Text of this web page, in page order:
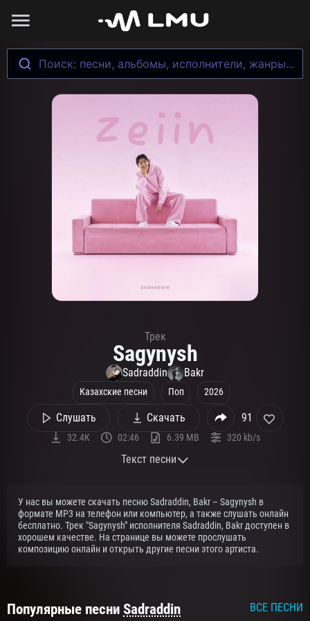
Поиск: песни, альбомы, исполнители, жанры...
Трек
Sagynysh
Sadraddin Bakr
Казахские песни Поп 2026
Слушать Скачать 91
32.4K 02:46 6.39 MB 320 kb/s
Текст песни
Алыстағы менің жақын адамым
Тұрғынымыз қазір екі қаланың
Сағынышты қалай кетіре аламын?
Бауыр басыппын мен әдеттеріңе, әдеттеріңе
У нас вы можете скачать песню Sadraddin, Bakr – Sagynysh в
формате MP3 на телефон или компьютер, а также слушать онлайн
бесплатно. Трек "Sagynysh" исполнителя Sadraddin, Bakr доступен в
хорошем качестве. На странице вы можете прослушать
композицию онлайн и открыть другие песни этого артиста.
Популярные песни Sadraddin ВСЕ ПЕСНИ